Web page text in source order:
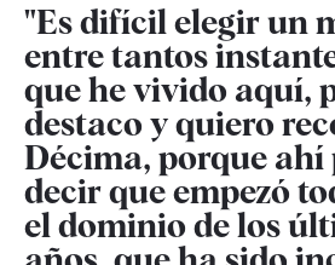
"Es difícil elegir un
entre tantos
que he vivido aquí,
destaco y quiero
Décima, porque ahí
decir que empezó
el dominio de los